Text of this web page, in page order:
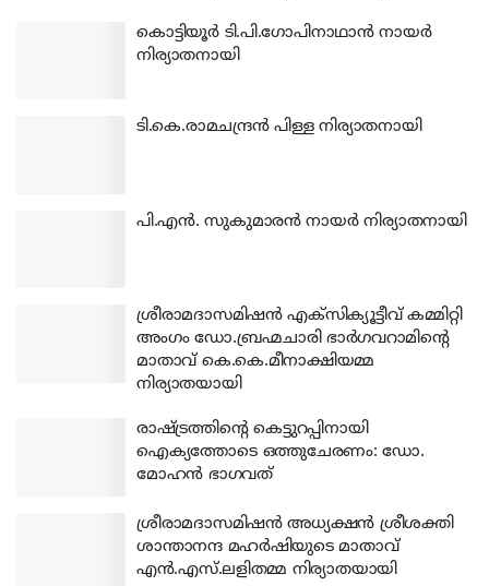
കൊട്ടിയൂര്‍ ടി.പി.ഗോപിനാഥാന്‍ നായര്‍
നിര്യാതനായി
ടി.കെ.രാമചന്ദ്രന്‍ പിള്ള നിര്യാതനായി
പി.എന്‍. സുകുമാരന്‍ നായര്‍ നിര്യാതനായി
ശ്രീരാമദാസമിഷന്‍ എക്‌സിക്യൂട്ടീവ് കമ്മിറ്റി
അംഗം ഡോ.ബ്രഹ്മചാരി ഭാര്‍ഗവറാമിന്റെ
മാതാവ് കെ.കെ.മീനാക്ഷിയമ്മ
നിര്യാതയായി
രാഷ്ട്രത്തിന്റെ കെട്ടുറപ്പിനായി
ഐക്യത്തോടെ ഒത്തുചേരണം: ഡോ.
മോഹന്‍ ഭാഗവത്
ശ്രീരാമദാസമിഷന്‍ അധ്യക്ഷന്‍ ശ്രീശക്തി
ശാന്താനന്ദ മഹര്‍ഷിയുടെ മാതാവ്
എന്‍.എസ്.ലളിതമ്മ നിര്യാതയായി